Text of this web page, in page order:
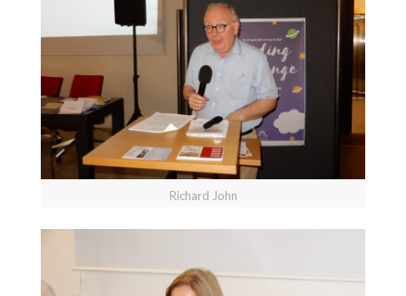
Richard John